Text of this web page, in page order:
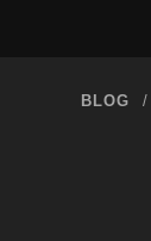
BLOG